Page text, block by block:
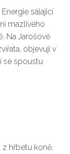
sálající
mazlivého
Na Jarošově
objevují v
se spoustu
hřbetu koně.